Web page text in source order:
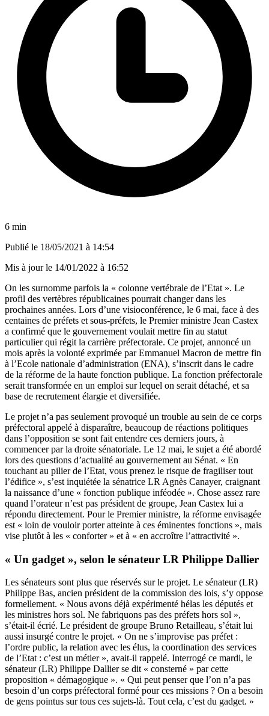
6 min
Publié le 18/05/2021 à 14:54
Mis à jour le 14/01/2022 à 16:52
On les surnomme parfois la « colonne vertébrale de l’Etat ». Le
profil des vertèbres républicaines pourrait changer dans les
prochaines années. Lors d’une visioconférence, le 6 mai, face à des
centaines de préfets et sous-préfets, le Premier ministre Jean Castex
a confirmé que le gouvernement voulait mettre fin au statut
particulier qui régit la carrière préfectorale. Ce projet, annoncé un
mois après la volonté exprimée par Emmanuel Macron de mettre fin
à l’Ecole nationale d’administration (ENA), s’inscrit dans le cadre
de la réforme de la haute fonction publique. La fonction préfectorale
serait transformée en un emploi sur lequel on serait détaché, et sa
base de recrutement élargie et diversifiée.
Le projet n’a pas seulement provoqué un trouble au sein de ce corps
préfectoral appelé à disparaître, beaucoup de réactions politiques
dans l’opposition se sont fait entendre ces derniers jours, à
commencer par la droite sénatoriale. Le 12 mai, le sujet a été abordé
lors des questions d’actualité au gouvernement au Sénat. « En
touchant au pilier de l’Etat, vous prenez le risque de fragiliser tout
l’édifice », s’est inquiétée la sénatrice LR Agnès Canayer, craignant
la naissance d’une « fonction publique inféodée ». Chose assez rare
quand l’orateur n’est pas président de groupe, Jean Castex lui a
répondu directement. Pour le Premier ministre, la réforme envisagée
est « loin de vouloir porter atteinte à ces éminentes fonctions », mais
vise plutôt à les « conforter » et à « en accroître l’attractivité ».
« Un gadget », selon le sénateur LR Philippe Dallier
Les sénateurs sont plus que réservés sur le projet. Le sénateur (LR)
Philippe Bas, ancien président de la commission des lois, s’y oppose
formellement. « Nous avons déjà expérimenté hélas les députés et
les ministres hors sol. Ne fabriquons pas des préfets hors sol »,
s’était-il écrié. Le président de groupe Bruno Retailleau, s’était lui
aussi insurgé contre le projet. « On ne s’improvise pas préfet :
l’ordre public, la relation avec les élus, la coordination des services
de l’Etat : c’est un métier », avait-il rappelé. Interrogé ce mardi, le
sénateur (LR) Philippe Dallier se dit « consterné » par cette
proposition « démagogique ». « Qui peut penser que l’on n’a pas
besoin d’un corps préfectoral formé pour ces missions ? On a besoin
de gens pointus sur tous ces sujets-là. Tout cela, c’est du gadget. »